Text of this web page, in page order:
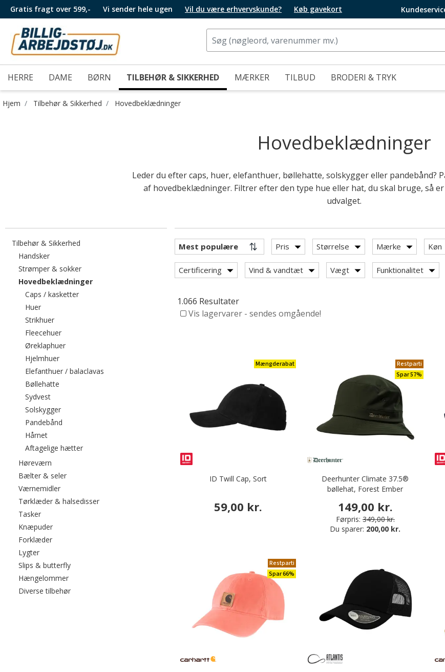
Gratis fragt over 599,- Vi sender hele ugen Vil du være erhvervskunde? Køb gavekort
HERRE DAME BØRN TILBEHØR & SIKKERHED MÆRKER TILBUD BRODERI & TRYK
Hjem Tilbehør & Sikkerhed Hovedbeklædninger
Hovedbeklædninger
Leder du efter caps, huer, elefanthuer, bøllehatte, solskygger eller pandebånd?
af hovedbeklædninger. Filtrer efter den type hue eller hat, du skal bruge, så
udvalget.
Tilbehør & Sikkerhed Filtrér efter category: Tilbehør & Sikkerhed
HandskerFiltrér efter category: Handsker
Strømper & sokkerFiltrér efter category: Strømper & sokker
Hovedbeklædningervalgte I øjeblikket sorteret efter category: Hovedbeklædninger
Caps / kasketterFiltrér efter category: Caps / kasketter
HuerFiltrér efter category: Huer
StrikhuerFiltrér efter category: Strikhuer
FleecehuerFiltrér efter category: Fleecehuer
ØreklaphuerFiltrér efter category: Øreklaphuer
HjelmhuerFiltrér efter category: Hjelmhuer
Elefanthuer / balaclavas Filtrér efter category: Elefanthuer / balaclavas
Bøllehatte
SydvestFiltrér efter category: Sydvest
SolskyggerFiltrér efter category: Solskygger
Pandebånd
HårnetFiltrér efter category: Hårnet
Aftagelige hætterFiltrér efter category: Aftagelige hætter
Høreværn
Bælter & selerFiltrér efter category: Bælter & seler
VærnemidlerFiltrér efter category: Værnemidler
Tørklæder & halsedisserFiltrér efter category: Tørklæder & halsedisser
TaskerFiltrér efter category: Tasker
KnæpuderFiltrér efter category: Knæpuder
ForklæderFiltrér efter category: Forklæder
LygterFiltrér efter category: Lygter
Slips & butterflyFiltrér efter category: Slips & butterfly
HængelommerFiltrér efter category: Hængelommer
Diverse tilbehørFiltrér efter category: Diverse tilbehør
Pris Størrelse Mærke Køn
Certificering Vind & vandtæt Vægt Funktionalitet
1.066 Resultater
Vis lagervarer - sendes omgående!
Mængderabat
ID Twill Cap, Sort
59,00 kr.
Restparti
Spar 57%
Deerhunter Climate 37.5®
bøllehat, Forest Ember
149,00 kr.
Førpris: 349,00 kr.
Du sparer: 200,00 kr.
Restparti
Spar 66%